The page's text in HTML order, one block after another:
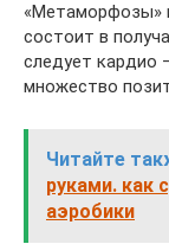
«Метаморфозы»
состоит в
следует кардио
множество
Читайте
руками. как
аэробики